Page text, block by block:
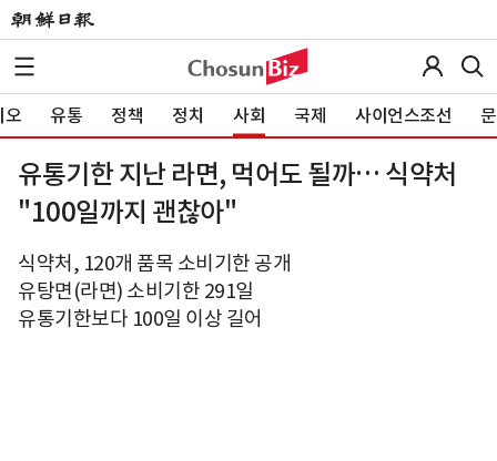
오 유통 정책 정치 사회 국제 사이언스조선
유통기한 지난 라면, 먹어도 될까… 식약처
"100일까지 괜찮아"
식약처, 120개 품목 소비기한 공개
유탕면(라면) 소비기한 291일
유통기한보다 100일 이상 길어